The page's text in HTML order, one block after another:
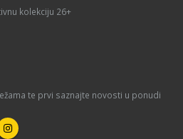
kolekciju 26+
te prvi saznajte novosti u ponudi